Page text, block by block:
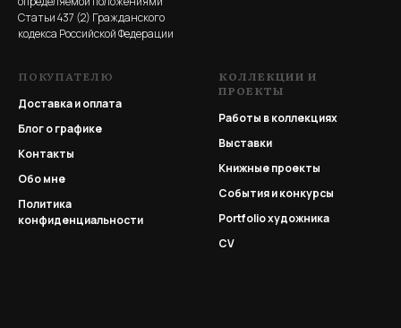
Статьи 437 (2) Гражданского
кодекса Российской Федерации
ПОКУПАТЕЛЮ
Доставка и оплата
Блог о графике
Контакты
Обо мне
Политика
конфиденциальности
КОЛЛЕКЦИИ И
ПРОЕКТЫ
Работы в коллекциях
Выставки
Книжные проекты
События и конкурсы
Portfolioхудожника
CV